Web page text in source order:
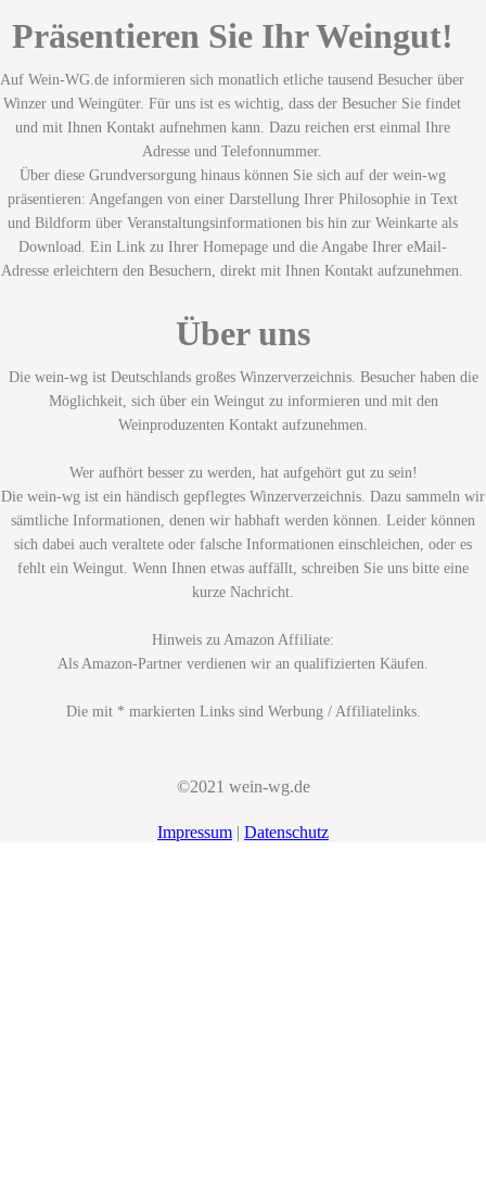
Präsentieren Sie Ihr Weingut!
Auf Wein-WG.de informieren sich monatlich etliche tausend Besucher über
Winzer und Weingüter. Für uns ist es wichtig, dass der Besucher Sie findet
und mit Ihnen Kontakt aufnehmen kann. Dazu reichen erst einmal Ihre
Adresse und Telefonnummer.
Über diese Grundversorgung hinaus können Sie sich auf der wein-wg
präsentieren: Angefangen von einer Darstellung Ihrer Philosophie in Text
und Bildform über Veranstaltungsinformationen bis hin zur Weinkarte als
Download. Ein Link zu Ihrer Homepage und die Angabe Ihrer eMail-
Adresse erleichtern den Besuchern, direkt mit Ihnen Kontakt aufzunehmen.
Über uns
Die wein-wg ist Deutschlands großes Winzerverzeichnis. Besucher haben die
Möglichkeit, sich über ein Weingut zu informieren und mit den
Weinproduzenten Kontakt aufzunehmen.
Wer aufhört besser zu werden, hat aufgehört gut zu sein!
Die wein-wg ist ein händisch gepflegtes Winzerverzeichnis. Dazu sammeln wir
sämtliche Informationen, denen wir habhaft werden können. Leider können
sich dabei auch veraltete oder falsche Informationen einschleichen, oder es
fehlt ein Weingut. Wenn Ihnen etwas auffällt, schreiben Sie uns bitte eine
kurze Nachricht.
Hinweis zu Amazon Affiliate:
Als Amazon-Partner verdienen wir an qualifizierten Käufen.
Die mit * markierten Links sind Werbung / Affiliatelinks.
©2021 wein-wg.de
Impressum | Datenschutz